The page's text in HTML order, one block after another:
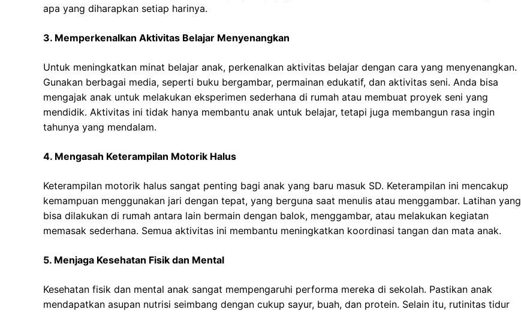
apa yang diharapkan setiap harinya.
3. Memperkenalkan Aktivitas Belajar Menyenangkan
Untuk meningkatkan minat belajar anak, perkenalkan aktivitas belajar dengan cara yang menyenangkan.
Gunakan berbagai media, seperti buku bergambar, permainan edukatif, dan aktivitas seni. Anda bisa
mengajak anak untuk melakukan eksperimen sederhana di rumah atau membuat proyek seni yang
mendidik. Aktivitas ini tidak hanya membantu anak untuk belajar, tetapi juga membangun rasa ingin
tahunya yang mendalam.
4. Mengasah Keterampilan Motorik Halus
Keterampilan motorik halus sangat penting bagi anak yang baru masuk SD. Keterampilan ini mencakup
kemampuan menggunakan jari dengan tepat, yang berguna saat menulis atau menggambar. Latihan yang
bisa dilakukan di rumah antara lain bermain dengan balok, menggambar, atau melakukan kegiatan
memasak sederhana. Semua aktivitas ini membantu meningkatkan koordinasi tangan dan mata anak.
5. Menjaga Kesehatan Fisik dan Mental
Kesehatan fisik dan mental anak sangat mempengaruhi performa mereka di sekolah. Pastikan anak
mendapatkan asupan nutrisi seimbang dengan cukup sayur, buah, dan protein. Selain itu, rutinitas tidur